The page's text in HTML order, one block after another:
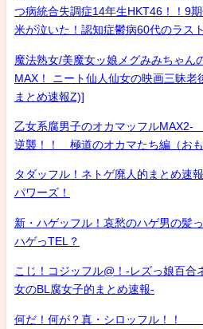
つ病統合失調症14年生HKT46！！9
米が泣いた！認知症鬱病60代のラス
魔法熟女/美魔女ッ娘メグみみちゃん
MAX！ ニート仙人仙女の映画三昧老
まとめ速報Z)]
乙女系腐男子のオカマッフルMAX2-
逆襲！！ 極道のオカマたち編（おも
タダッフル！ネトゲ廃人的まとめ速
パワーズ！
新・ハゲッフル！哀愁のハゲ男の髪
ハゲっTEL？
こじ！コジッフル@！-レズっ娘百合
女のBL腐女子的まとめ速報-
何だ！何が？真・シロッフル！！